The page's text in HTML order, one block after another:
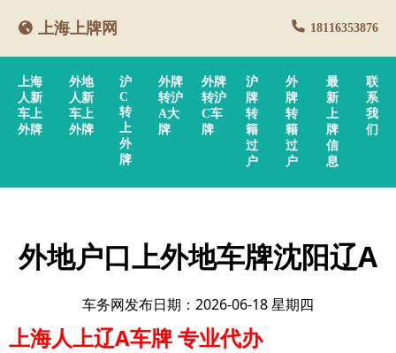
上海上牌网 18116353876
上海
人新
车上
外牌
外地
人新
车上
外牌
沪
C
转
上
外
牌
外牌
转沪
A大
牌
外牌
转沪
C车
牌
沪
牌
转
籍
过
户
外
牌
转
籍
过
户
最
新
上
牌
信
息
联
系
我
们
外地户口上外地车牌沈阳辽A
车务网发布日期：2026-06-18 星期四
上海人上辽A车牌专业代办